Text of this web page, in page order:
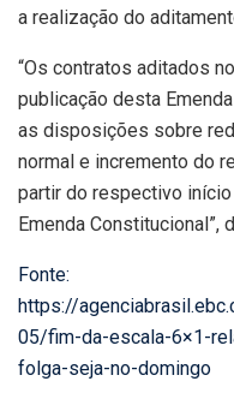
a realização do
“Os contratos aditados
publicação desta
as disposições sobre
normal e incremento do
partir do respectivo
Emenda Constitucional”,
Fonte:
https://
05/fim-da-escala-6×1-
folga-seja-no-domingo